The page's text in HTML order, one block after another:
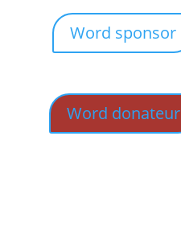
Word sponsor
Word donateur